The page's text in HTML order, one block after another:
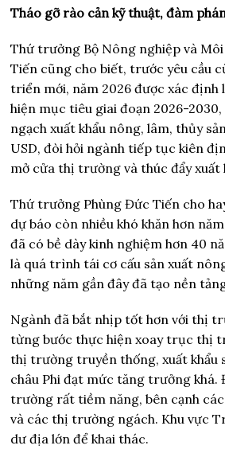
Tháo gỡ rào cản kỹ thuật, đàm
Thứ trưởng Bộ Nông nghiệp và
Tiến cũng cho biết, trước yêu cầu
triển mới, năm 2026 được xác định
hiện mục tiêu giai đoạn 2026-
ngạch xuất khẩu nông, lâm, thủy
USD, đòi hỏi ngành tiếp tục kiên
mở cửa thị trường và thúc đẩy xuất
Thứ trưởng Phùng Đức Tiến cho
dự báo còn nhiều khó khăn hơn
đã có bề dày kinh nghiệm hơn 40
là quá trình tái cơ cấu sản xuất
những năm gần đây đã tạo nền
Ngành đã bắt nhịp tốt hơn với thị
từng bước thực hiện xoay trục thị
thị trường truyền thống, xuất khẩu
châu Phi đạt mức tăng trưởng khá.
trường rất tiềm năng, bên cạnh
và các thị trường ngách. Khu vực
dư địa lớn để khai thác.